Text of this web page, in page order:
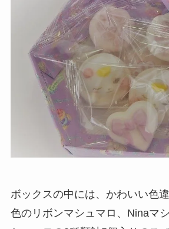
ボックスの中には、かわいい色
色のリボンマシュマロ、Ninaマ